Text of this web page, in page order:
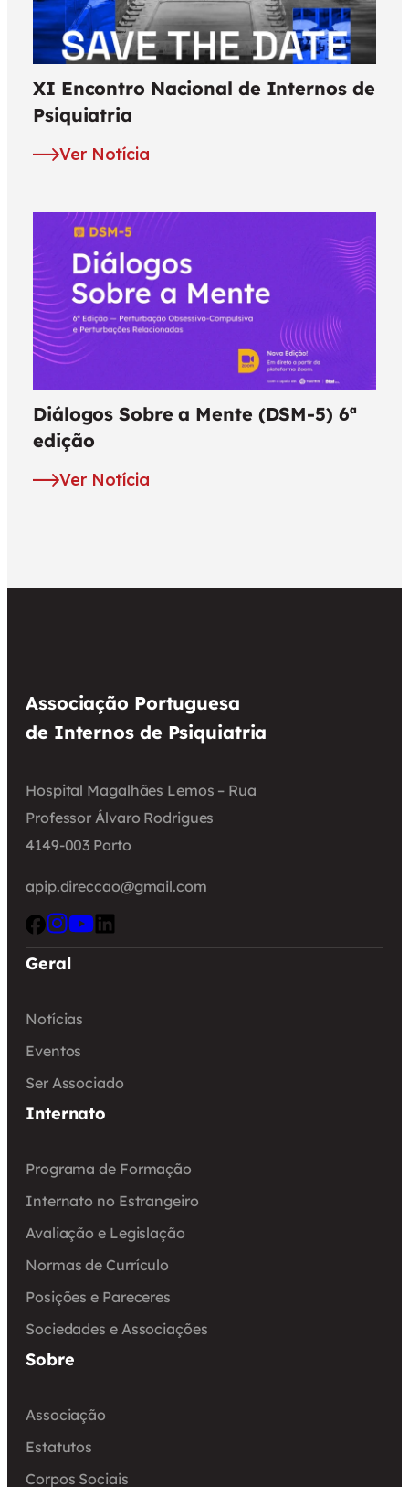
XI Encontro Nacional de Internos de
Psiquiatria
Ver Notícia
Diálogos Sobre a Mente (DSM-5) 6ª
edição
Ver Notícia
Associação Portuguesa
de Internos de Psiquiatria
Hospital Magalhães Lemos – Rua
Professor Álvaro Rodrigues
4149-003 Porto
apip.direccao@gmail.com
Geral
Notícias
Eventos
Ser Associado
Internato
Programa de Formação
Internato no Estrangeiro
Avaliação e Legislação
Normas de Currículo
Posições e Pareceres
Sociedades e Associações
Sobre
Associação
Estatutos
Corpos Sociais